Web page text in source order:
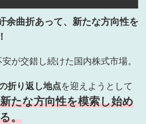
余曲折あって、新たな方向性を
が交錯し続けた国内株式市場。
折り返し地点を迎えようとして
たな方向性を模索し始め
。